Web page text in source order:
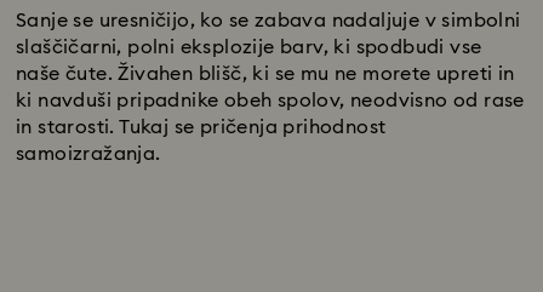
Sanje se uresničijo, ko se zabava nadaljuje v simbolni
slaščičarni, polni eksplozije barv, ki spodbudi vse
naše čute. Živahen blišč, ki se mu ne morete upreti in
ki navduši pripadnike obeh spolov, neodvisno od rase
in starosti. Tukaj se pričenja prihodnost
samoizražanja.